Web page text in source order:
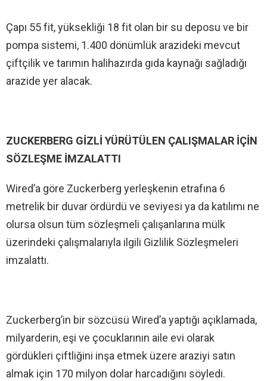
Çapı 55 fit, yüksekliği 18 fit olan bir su deposu ve bir
pompa sistemi, 1.400 dönümlük arazideki mevcut
çiftçilik ve tarımın halihazırda gıda kaynağı sağladığı
arazide yer alacak.
ZUCKERBERG GİZLİ YÜRÜTÜLEN ÇALIŞMALAR İÇİN
SÖZLEŞME İMZALATTI
Wired’a göre Zuckerberg yerleşkenin etrafına 6
metrelik bir duvar ördürdü ve seviyesi ya da katılımı ne
olursa olsun tüm sözleşmeli çalışanlarına mülk
üzerindeki çalışmalarıyla ilgili Gizlilik Sözleşmeleri
imzalattı.
Zuckerberg’in bir sözcüsü Wired’a yaptığı açıklamada,
milyarderin, eşi ve çocuklarının aile evi olarak
gördükleri çiftliğini inşa etmek üzere araziyi satın
almak için 170 milyon dolar harcadığını söyledi.